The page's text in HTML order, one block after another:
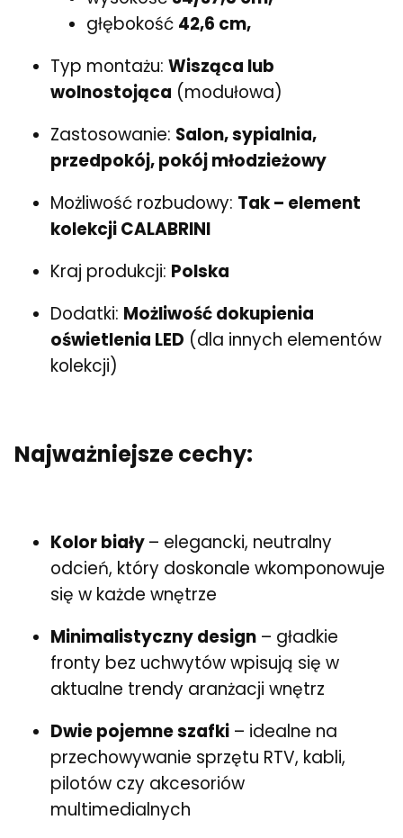
głębokość 42,6 cm,
Typ montażu: Wisząca lub
wolnostojąca (modułowa)
Zastosowanie: Salon, sypialnia,
przedpokój, pokój młodzieżowy
Możliwość rozbudowy: Tak – element
kolekcji CALABRINI
Kraj produkcji: Polska
Dodatki: Możliwość dokupienia
oświetlenia LED (dla innych elementów
kolekcji)
Najważniejsze cechy:
Kolor biały– elegancki, neutralny
odcień, który doskonale wkomponowuje
się w każde wnętrze
Minimalistyczny design – gładkie
fronty bez uchwytów wpisują się w
aktualne trendy aranżacji wnętrz
Dwie pojemne szafki – idealne na
przechowywanie sprzętu RTV, kabli,
pilotów czy akcesoriów
multimedialnych